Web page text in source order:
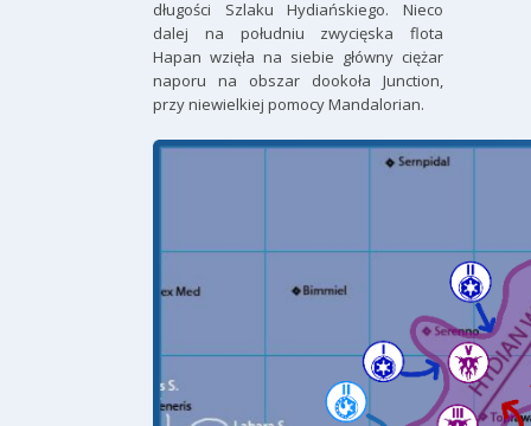
długości Szlaku Hydiańskiego. Nieco
dalej na południu zwycięska flota
Hapan wzięła na siebie główny ciężar
naporu na obszar dookoła Junction,
przy niewielkiej pomocy Mandalorian.